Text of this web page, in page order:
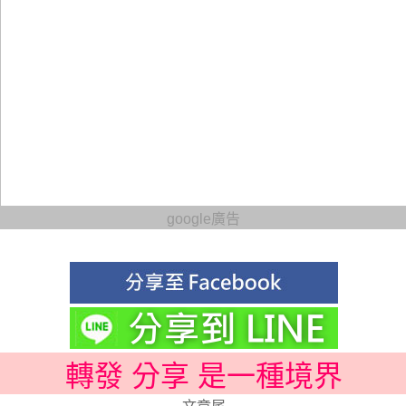
google廣告
轉發 分享 是一種境界